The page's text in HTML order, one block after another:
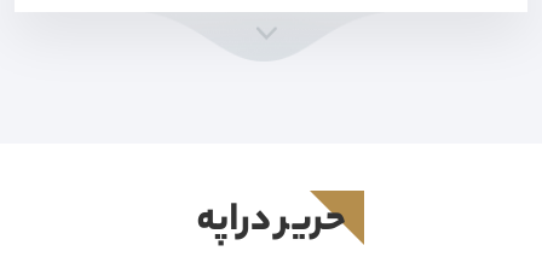
حرير دراپه